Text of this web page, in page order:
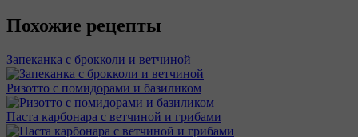
Похожие рецепты
Запеканка с брокколи и ветчиной
Ризотто с помидорами и базиликом
Паста карбонара с ветчиной и грибами